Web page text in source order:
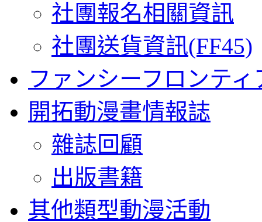
社團報名相關資訊
社團送貨資訊(FF45)
ファンシーフロンティ
開拓動漫畫情報誌
雜誌回顧
出版書籍
其他類型動漫活動